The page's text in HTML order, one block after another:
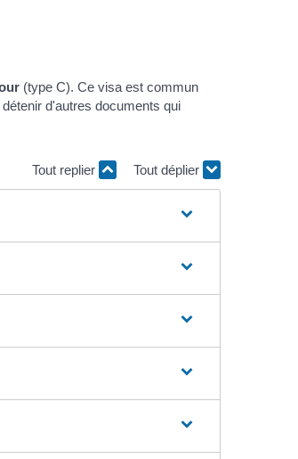
(type C). Ce visa est commun
d'autres documents qui
Tout replier Tout déplier